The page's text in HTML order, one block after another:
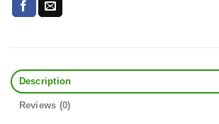
Description
Reviews (0)